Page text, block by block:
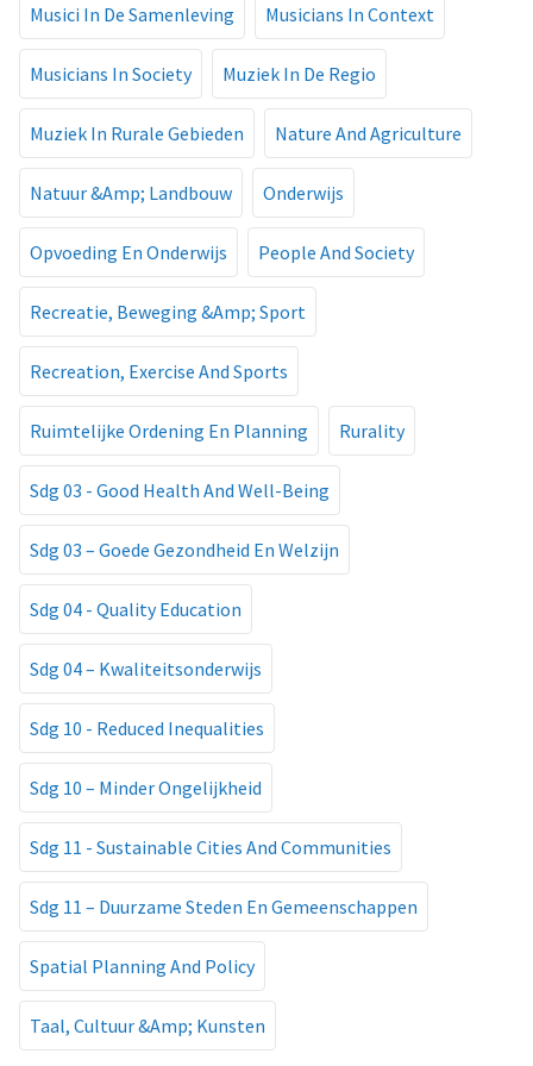
Musici In De Samenleving Musicians In Context
Musicians In Society Muziek In De Regio
Muziek In Rurale Gebieden Nature And Agriculture
Natuur &Amp; Landbouw Onderwijs
Opvoeding En Onderwijs People And Society
Recreatie, Beweging &Amp; Sport
Recreation, Exercise And Sports
Ruimtelijke Ordening En Planning Rurality
Sdg 03 - Good Health And Well-Being
Sdg 03 – Goede Gezondheid En Welzijn
Sdg 04 - Quality Education
Sdg 04 – Kwaliteitsonderwijs
Sdg 10 - Reduced Inequalities
Sdg 10 – Minder Ongelijkheid
Sdg 11 - Sustainable Cities And Communities
Sdg 11 – Duurzame Steden En Gemeenschappen
Spatial Planning And Policy
Taal, Cultuur &Amp; Kunsten